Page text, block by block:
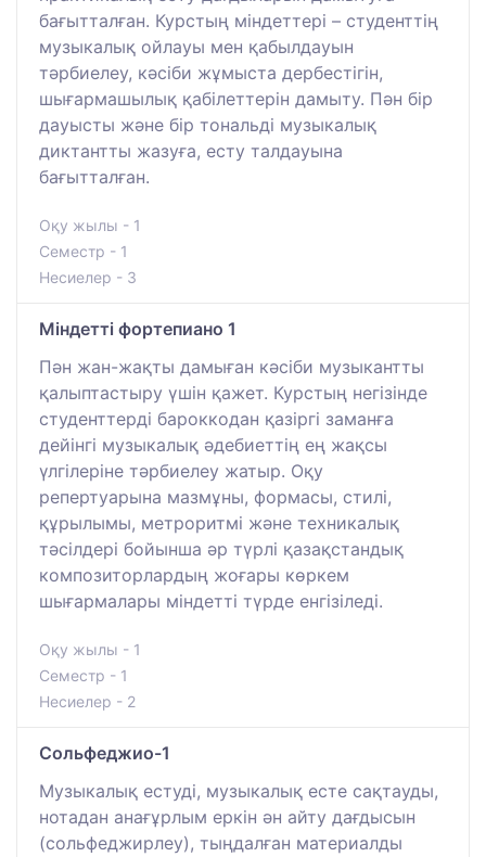
бағытталған. Курстың міндеттері – студенттің
музыкалық ойлауы мен қабылдауын
тәрбиелеу, кәсіби жұмыста дербестігін,
шығармашылық қабілеттерін дамыту. Пән бір
дауысты және бір тональді музыкалық
диктантты жазуға, есту талдауына
бағытталған.
Оқу жылы - 1
Семестр - 1
Несиелер - 3
Міндетті фортепиано 1
Пән жан-жақты дамыған кәсіби музыкантты
қалыптастыру үшін қажет. Курстың негізінде
студенттерді бароккодан қазіргі заманға
дейінгі музыкалық әдебиеттің ең жақсы
үлгілеріне тәрбиелеу жатыр. Оқу
репертуарына мазмұны, формасы, стилі,
құрылымы, метроритмі және техникалық
тәсілдері бойынша әр түрлі қазақстандық
композиторлардың жоғары көркем
шығармалары міндетті түрде енгізіледі.
Оқу жылы - 1
Семестр - 1
Несиелер - 2
Сольфеджио-1
Музыкалық естуді, музыкалық есте сақтауды,
нотадан анағұрлым еркін ән айту дағдысын
(сольфеджирлеу), тыңдалған материалды